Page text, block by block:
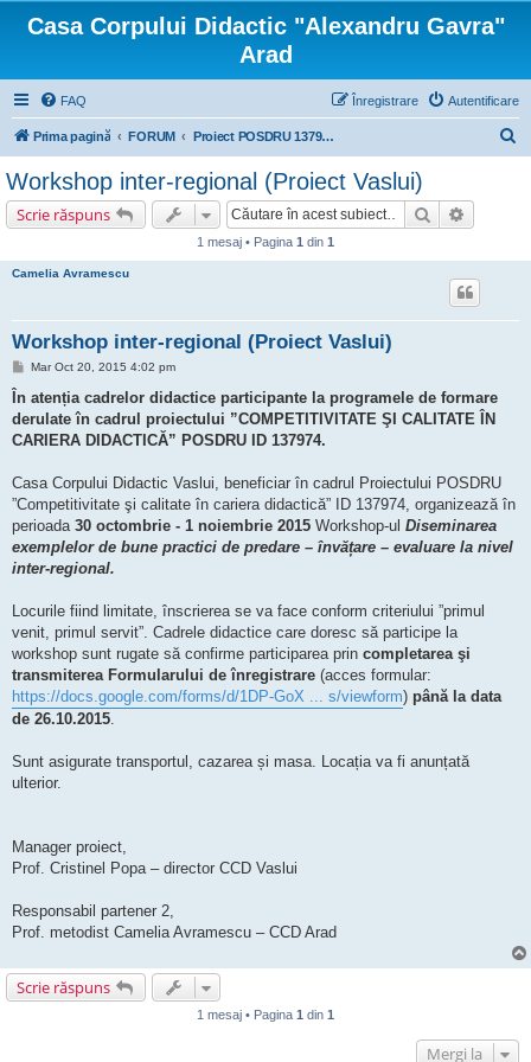
Casa Corpului Didactic "Alexandru Gavra"
Arad
FAQ Autentificare
Înregistrare
Prima pagină FORUM Proiect POSDRU 137974 "COMPETITIVITATE ŞI CALITATE ÎN CARIERA DIDACTICĂ"
Workshop inter-regional (Proiect Vaslui)
Scrie răspuns Căutare
1 mesaj • Pagina 1 din 1
Camelia Avramescu
Workshop inter-regional (Proiect Vaslui)
M
s
j
Mar Oct 20, 2015 4:02 pm
În atenția cadrelor didactice participante la programele de formare
derulate în cadrul proiectului ”COMPETITIVITATE ŞI CALITATE ÎN
CARIERA DIDACTICĂ” POSDRU ID 137974.
Casa Corpului Didactic Vaslui, beneficiar în cadrul Proiectului POSDRU
”Competitivitate şi calitate în cariera didactică” ID 137974, organizează în
perioada 30 octombrie - 1 noiembrie 2015 Workshop-ul Diseminarea
exemplelor de bune practici de predare – învățare – evaluare la nivel
inter-regional.
Locurile fiind limitate, înscrierea se va face conform criteriului ”primul
venit, primul servit”. Cadrele didactice care doresc să participe la
workshop sunt rugate să confirme participarea prin completarea şi
transmiterea Formularului de înregistrare (acces formular:
https://docs.google.com/forms/d/1DP-GoX ... s/viewform) până la data
de 26.10.2015.
Sunt asigurate transportul, cazarea și masa. Locația va fi anunțată
ulterior.
Manager proiect,
Prof. Cristinel Popa – director CCD Vaslui
Responsabil partener 2,
Prof. metodist Camelia Avramescu – CCD Arad
Scrie răspuns
1 mesaj • Pagina 1 din 1
Mergi la